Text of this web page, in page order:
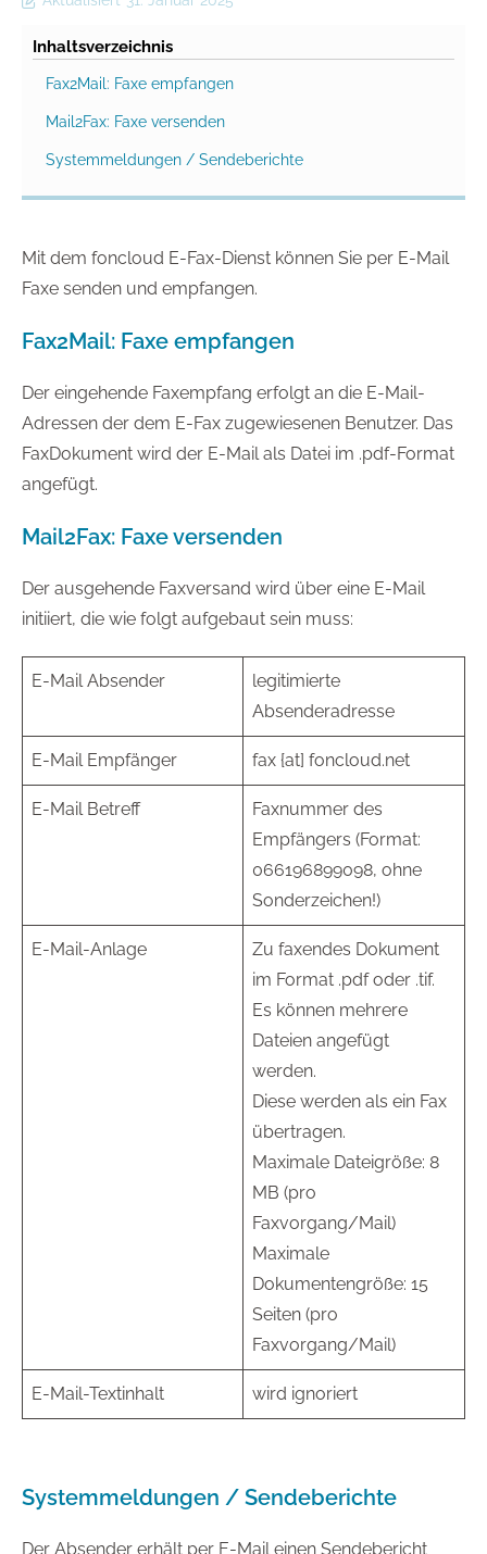
Inhaltsverzeichnis
Fax2Mail: Faxe empfangen
Mail2Fax: Faxe versenden
Systemmeldungen / Sendeberichte
Mit dem foncloud E-Fax-Dienst können Sie per E-Mail
Faxe senden und empfangen.
Fax2Mail: Faxe empfangen
Der eingehende Faxempfang erfolgt an die E-Mail-
Adressen der dem E-Fax zugewiesenen Benutzer. Das
FaxDokument wird der E-Mail als Datei im .pdf-Format
angefügt.
Mail2Fax: Faxe versenden
Der ausgehende Faxversand wird über eine E-Mail
initiiert, die wie folgt aufgebaut sein muss:
E-Mail Absender
legitimierte
Absenderadresse
E-Mail Empfänger fax {at] foncloud.net
E-Mail Betreff
Faxnummer des
Empfängers (Format:
066196899098, ohne
Sonderzeichen!)
E-Mail-Anlage
Zu faxendes Dokument
im Format .pdf oder .tif.
Es können mehrere
Dateien angefügt
werden.
Diese werden als ein Fax
übertragen.
Maximale Dateigröße: 8
MB (pro
Faxvorgang/Mail)
Maximale
Dokumentengröße: 15
Seiten (pro
Faxvorgang/Mail)
E-Mail-Textinhalt wird ignoriert
Systemmeldungen / Sendeberichte
Der Absender erhält per E-Mail einen Sendebericht